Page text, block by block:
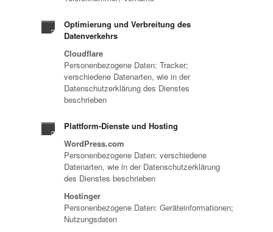
Optimierung und Verbreitung des
Datenverkehrs
Cloudflare
Personenbezogene Daten: Tracker;
verschiedene Datenarten, wie in der
Datenschutzerklärung des Dienstes
beschrieben
Plattform-Dienste und Hosting
WordPress.com
Personenbezogene Daten: verschiedene
Datenarten, wie in der Datenschutzerklärung
des Dienstes beschrieben
Hostinger
Personenbezogene Daten: Geräteinformationen;
Nutzungsdaten